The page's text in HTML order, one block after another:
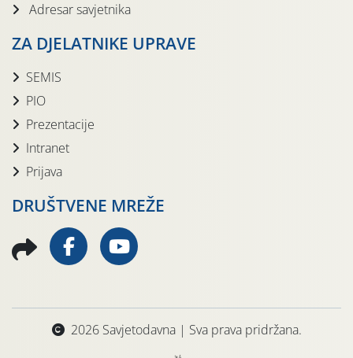
Adresar savjetnika
ZA DJELATNIKE UPRAVE
SEMIS
PIO
Prezentacije
Intranet
Prijava
DRUŠTVENE MREŽE
2026 Savjetodavna | Sva prava pridržana.